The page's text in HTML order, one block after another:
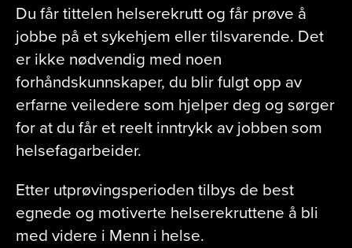
Du får tittelen helserekrutt og får prøve å
jobbe på et sykehjem eller tilsvarende. Det
er ikke nødvendig med noen
forhåndskunnskaper, du blir fulgt opp av
erfarne veiledere som hjelper deg og sørger
for at du får et reelt inntrykk av jobben som
helsefagarbeider.
Etter utprøvingsperioden tilbys de best
egnede og motiverte helserekruttene å bli
med videre i Menn i helse.